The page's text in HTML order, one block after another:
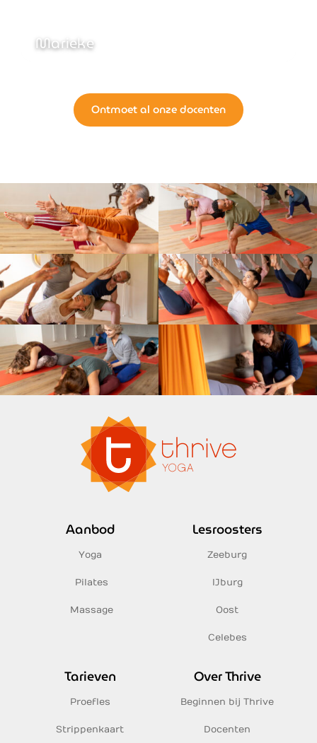
Marieke
Ontmoet al onze docenten
Aanbod
Yoga
Pilates
Massage
Lesroosters
Zeeburg
IJburg
Oost
Celebes
Tarieven
Proefles
Strippenkaart
Over Thrive
Beginnen bij Thrive
Docenten